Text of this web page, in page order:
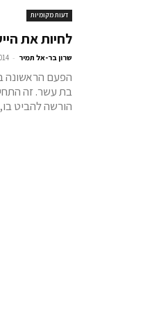
דעות מקומיות
לחיות את
שרון בר-אל תמיר -
הפעם הראשונה
בת עשר. זה
הורשה להביט